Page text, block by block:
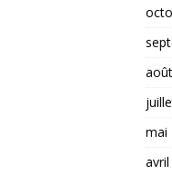
mai